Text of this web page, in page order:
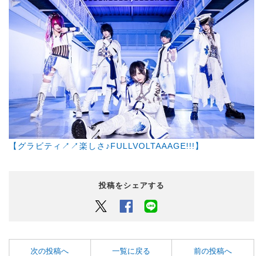
【グラビティ↗↗楽しさ♪FULLVOLTAAAGE!!!】
投稿をシェアする
Twitter Facebook
次の投稿へ 一覧に戻る 前の投稿へ